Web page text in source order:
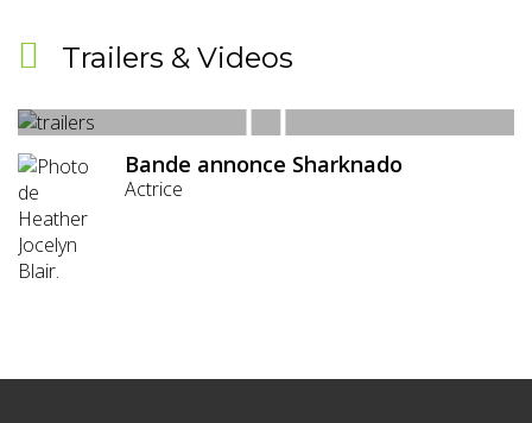
Trailers & Videos
Bande annonce Sharknado
Actrice